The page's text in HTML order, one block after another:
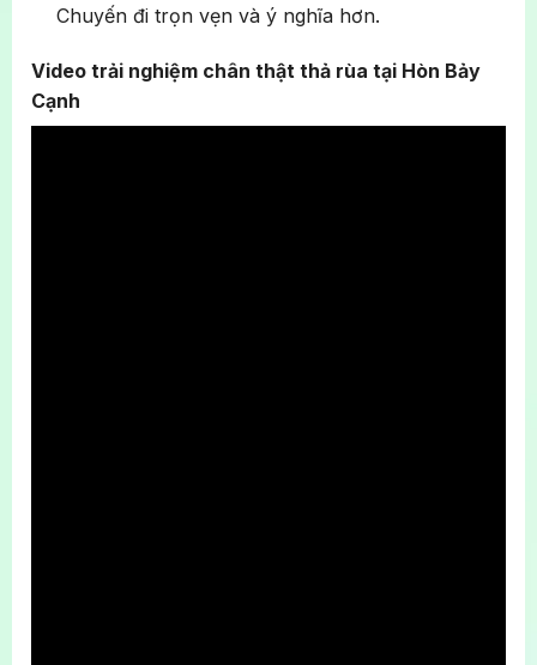
Chuyến đi trọn vẹn và ý nghĩa hơn.
Video trải nghiệm chân thật thả rùa tại Hòn Bảy
Cạnh